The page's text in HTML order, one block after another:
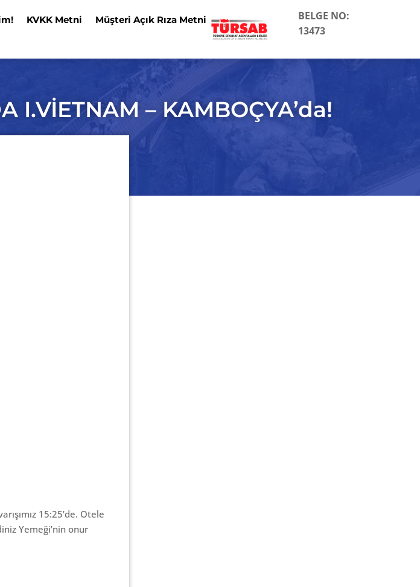
KVKK Metni
Müşteri Açık Rıza Metni
BELGE NO:
13473
I.VİETNAM – KAMBOÇYA’da!
15:25’de. Otele
Yemeği’nin onur